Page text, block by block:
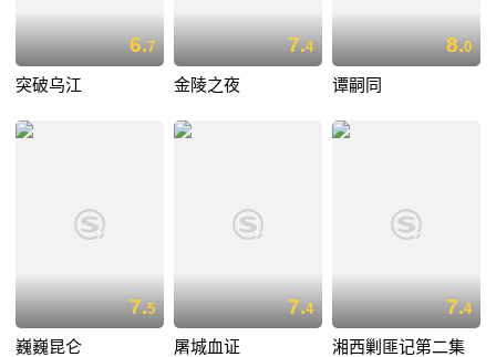
6.7
突破乌江
7.4
金陵之夜
8.0
谭嗣同
7.5
巍巍昆仑
7.4
屠城血证
7.4
湘西剿匪记第二集